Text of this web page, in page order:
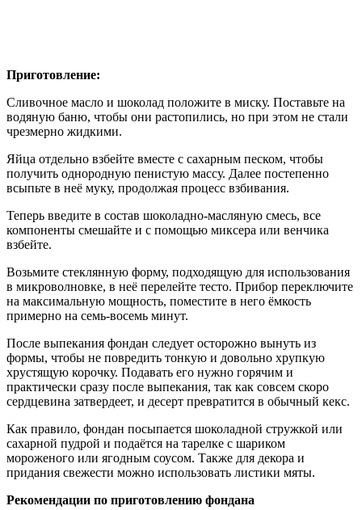
Приготовление:
Сливочное масло и шоколад положите в миску. Поставьте на
водяную баню, чтобы они растопились, но при этом не стали
чрезмерно жидкими.
Яйца отдельно взбейте вместе с сахарным песком, чтобы
получить однородную пенистую массу. Далее постепенно
всыпьте в неё муку, продолжая процесс взбивания.
Теперь введите в состав шоколадно-масляную смесь, все
компоненты смешайте и с помощью миксера или венчика
взбейте.
Возьмите стеклянную форму, подходящую для использования
в микроволновке, в неё перелейте тесто. Прибор переключите
на максимальную мощность, поместите в него ёмкость
примерно на семь-восемь минут.
После выпекания фондан следует осторожно вынуть из
формы, чтобы не повредить тонкую и довольно хрупкую
хрустящую корочку. Подавать его нужно горячим и
практически сразу после выпекания, так как совсем скоро
сердцевина затвердеет, и десерт превратится в обычный кекс.
Как правило, фондан посыпается шоколадной стружкой или
сахарной пудрой и подаётся на тарелке с шариком
мороженого или ягодным соусом. Также для декора и
придания свежести можно использовать листики мяты.
Рекомендации по приготовлению фондана